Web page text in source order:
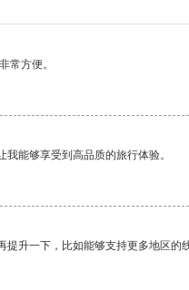
常方便。
能够享受到高品质的旅行体验。
升一下，比如能够支持更多地区的线